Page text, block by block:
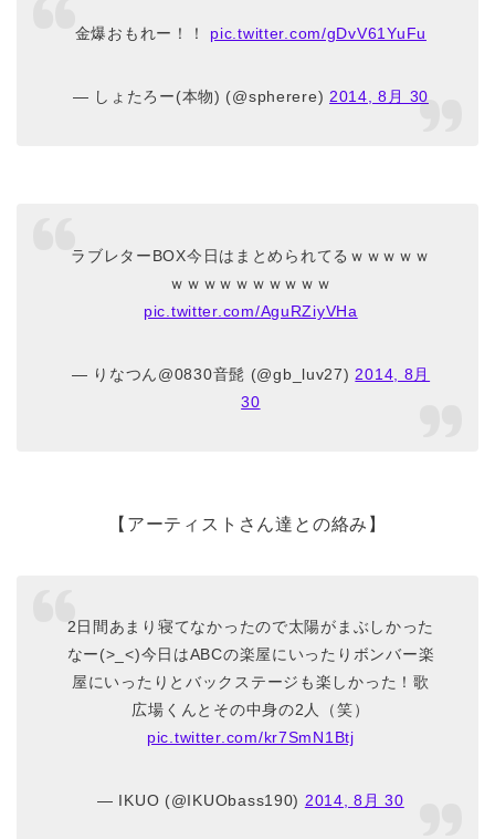
金爆おもれー！！ pic.twitter.com/gDvV61YuFu
— しょたろー(本物) (@spherere) 2014, 8月 30
ラブレターBOX今日はまとめられてるｗｗｗｗｗ
ｗｗｗｗｗｗｗｗｗｗ
pic.twitter.com/AguRZiyVHa
— りなつん@0830音髭 (@gb_luv27) 2014, 8月
30
【アーティストさん達との絡み】
2日間あまり寝てなかったので太陽がまぶしかった
なー(>_<)今日はABCの楽屋にいったりボンバー楽
屋にいったりとバックステージも楽しかった！歌
広場くんとその中身の2人（笑）
pic.twitter.com/kr7SmN1Btj
— IKUO (@IKUObass190) 2014, 8月 30